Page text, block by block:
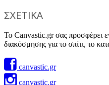
ΣΧΕΤΙΚΑ
Το Canvastic.gr σας προσφέρει
διακόσμησης για το σπίτι, το
canvastic.gr
canvastic.gr